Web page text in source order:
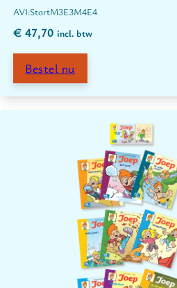
StartM3E3M4E4
€ 47,70 incl. btw
Bestel nu